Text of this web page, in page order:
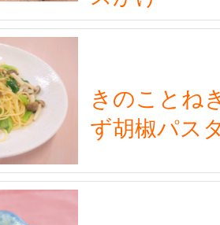
きのことね
ず胡椒パス